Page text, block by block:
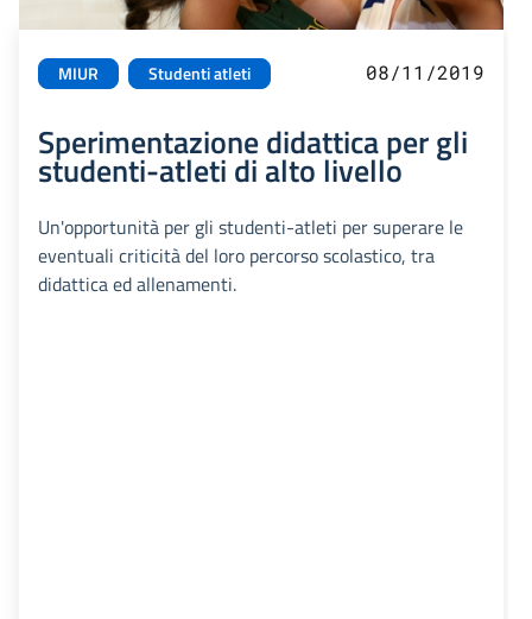
MIUR Studenti atleti 08/11/2019
Sperimentazione didattica per gli
studenti-atleti di alto livello
Un'opportunità per gli studenti-atleti per superare le
eventuali criticità del loro percorso scolastico, tra
didattica ed allenamenti.